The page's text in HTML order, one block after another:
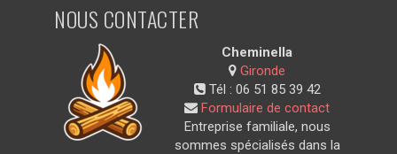
NOUS CONTACTER
Cheminella
Gironde
Tél : 06 51 85 39 42
Formulaire de contact
Entreprise familiale, nous
sommes spécialisés dans la